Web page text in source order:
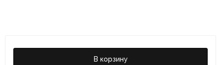
В корзину